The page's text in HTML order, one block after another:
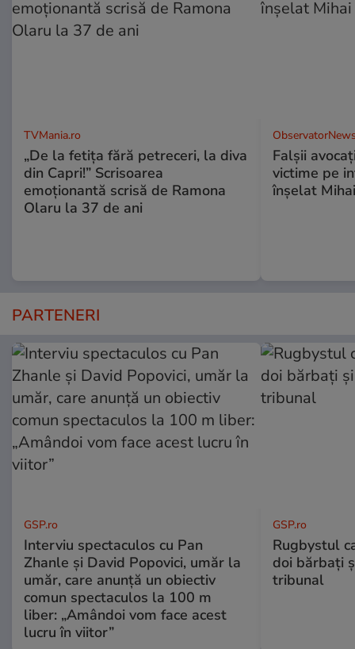
TVMania.ro
„De la fetița fără petreceri, la diva
din Capri!” Scrisoarea
emoționantă scrisă de Ramona
Olaru la 37 de ani
Falşii
victime pe
înşelat
PARTENERI
GSP.ro
Interviu spectaculos cu Pan
Zhanle și David Popovici, umăr la
umăr, care anunță un obiectiv
comun spectaculos la 100 m
liber: „Amândoi vom face acest
lucru în viitor”
GSP.ro
Rugbystul
doi bărbați
tribunal